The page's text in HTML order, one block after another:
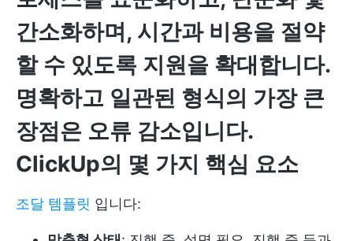
간소화하며, 시간과 비용을 절약
할 수 있도록 지원을 확대합니다.
명확하고 일관된 형식의 가장 큰
장점은 오류 감소입니다.
ClickUp의 몇 가지 핵심 요소
조달 템플릿 입니다: